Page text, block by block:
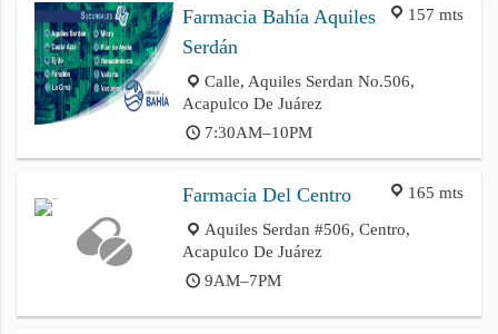
157 mts
Farmacia Bahía Aquiles
Serdán
Calle, Aquiles Serdan No.506,
Acapulco De Juárez
7:30AM–10PM
165 mts
Farmacia Del Centro
Aquiles Serdan #506, Centro,
Acapulco De Juárez
9AM–7PM